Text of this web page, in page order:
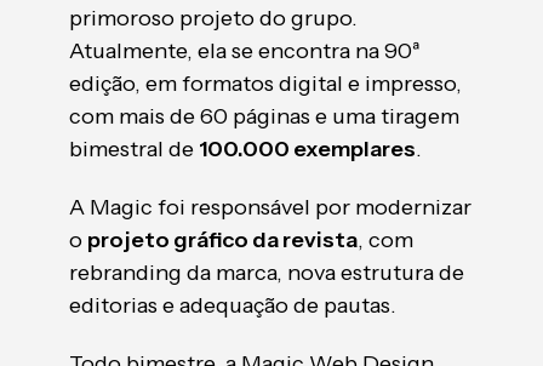
primoroso projeto do grupo.
Atualmente, ela se encontra na 90ª
edição, em formatos digital e impresso,
com mais de 60 páginas e uma tiragem
bimestral de 100.000 exemplares.
A Magic foi responsável por modernizar
o projeto gráfico da revista, com
rebranding da marca, nova estrutura de
editorias e adequação de pautas.